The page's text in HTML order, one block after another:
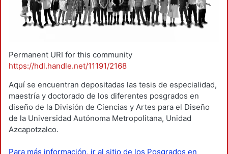
Permanent URI for this community
https://hdl.handle.net/11191/2168
Aquí se encuentran depositadas las tesis de especialidad,
maestría y doctorado de los diferentes posgrados en
diseño de la División de Ciencias y Artes para el Diseño
de la Universidad Autónoma Metropolitana, Unidad
Azcapotzalco.
Para más información, ir al sitio de los Posgrados en